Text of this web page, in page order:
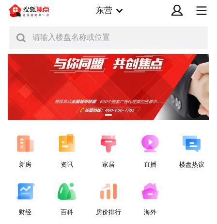
东营
请输入楼盘名称或位置
新房 资讯 家居 直播 楼盘热议
财经 百科 房价排行 海外